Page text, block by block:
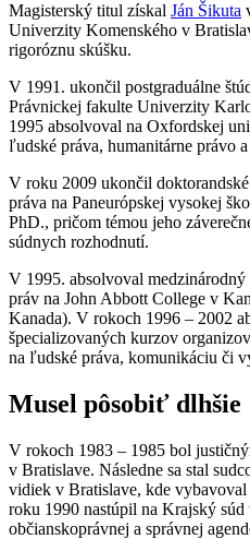
Magisterský titul získal Ján Šikuta
Univerzity Komenského v
rigoróznu skúšku.
V 1991. ukončil postgraduálne
Právnickej fakulte Univerzity
1995 absolvoval na Oxfordskej
ľudské práva, humanitárne právo
V roku 2009 ukončil
práva na Paneurópskej vysokej
PhD., pričom témou jeho
súdnych rozhodnutí.
V 1995. absolvoval
práv na John Abbott College v
Kanada). V rokoch 1996 – 2002
špecializovaných kurzov
na ľudské práva, komunikáciu či
Musel pôsobiť dlhšie
V rokoch 1983 – 1985 bol
v Bratislave. Následne sa stal
vidiek v Bratislave, kde
roku 1990 nastúpil na Krajský súd
občianskoprávnej a správnej